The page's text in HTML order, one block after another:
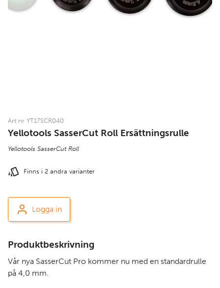
Art nr YT17SCR040
Yellotools SasserCut Roll Ersättningsrulle
Yellotools SasserCut Roll
Finns i 2 andra varianter
Logga in
Produktbeskrivning
Vår nya SasserCut Pro kommer nu med en standardrulle
på 4,0 mm.